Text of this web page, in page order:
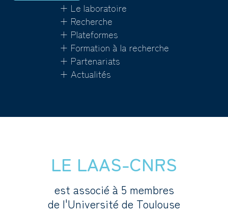
+ Le laboratoire
+ Recherche
+ Plateformes
+ Formation à la recherche
+ Partenariats
+ Actualités
LE LAAS-CNRS
est associé à 5 membres
de l'Université de Toulouse